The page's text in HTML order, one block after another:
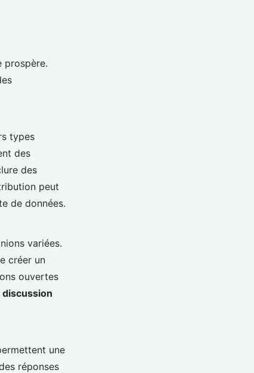
prospère.
types
des
des
peut
de données.
variées.
créer un
ouvertes
une
réponses